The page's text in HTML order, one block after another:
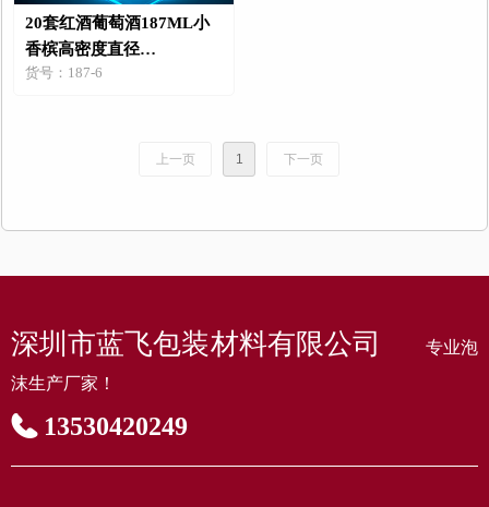
20套红酒葡萄酒187ML小
香槟高密度直径
5.5*19.5CM泡沫箱加纸箱
货号：187-6
上一页 1 下一页
深圳市蓝飞包装材料有限公司
专业泡
沫生产厂家！
13530420249